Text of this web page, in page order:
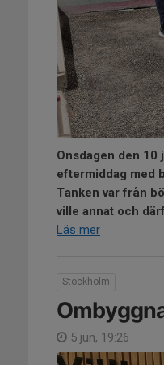
Onsdagen den 10
eftermiddag med
Tanken var från
ville annat och
Läs mer
Stockholm
5 jun, 19:26